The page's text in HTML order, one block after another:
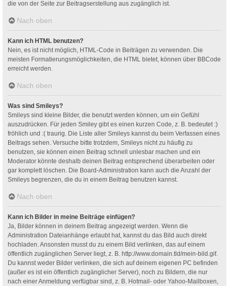
die von der Seite zur Beitragserstellung aus zugänglich ist.
Nach oben
Kann ich HTML benutzen?
Nein, es ist nicht möglich, HTML-Code in Beiträgen zu verwenden. Die
meisten Formatierungsmöglichkeiten, die HTML bietet, können über BBCode
erreicht werden.
Nach oben
Was sind Smileys?
Smileys sind kleine Bilder, die benutzt werden können, um ein Gefühl
auszudrücken. Für jeden Smiley gibt es einen kurzen Code, z. B. bedeutet :)
fröhlich und :( traurig. Die Liste aller Smileys kannst du beim Verfassen eines
Beitrags sehen. Versuche bitte trotzdem, Smileys nicht zu häufig zu
benutzen, sie können einen Beitrag schnell unlesbar machen und ein
Moderator könnte deshalb deinen Beitrag entsprechend überarbeiten oder
gar komplett löschen. Die Board-Administration kann auch die Anzahl der
Smileys begrenzen, die du in einem Beitrag benutzen kannst.
Nach oben
Kann ich Bilder in meine Beiträge einfügen?
Ja, Bilder können in deinem Beitrag angezeigt werden. Wenn die
Administration Dateianhänge erlaubt hat, kannst du das Bild auch direkt
hochladen. Ansonsten musst du zu einem Bild verlinken, das auf einem
öffentlich zugänglichen Server liegt, z. B. http://www.domain.tld/mein-bild.gif.
Du kannst weder Bilder verlinken, die sich auf deinem eigenen PC befinden
(außer es ist ein öffentlich zugänglicher Server), noch zu Bildern, die nur
nach einer Anmeldung verfügbar sind, z. B. Hotmail- oder Yahoo-Mailboxen,